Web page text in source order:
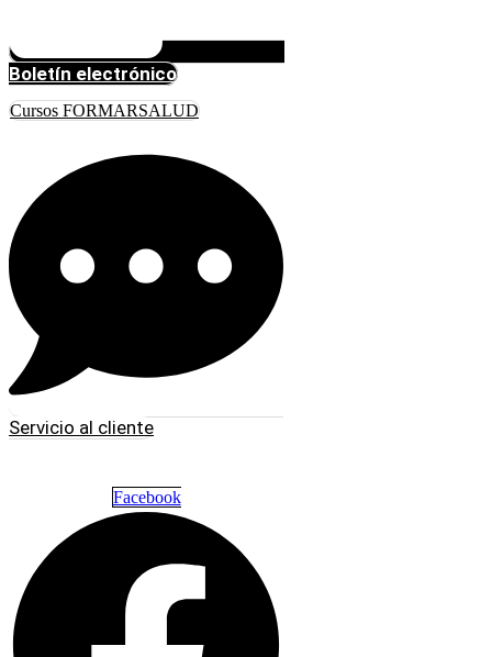
Boletín electrónico
Cursos FORMARSALUD
Servicio al cliente
Facebook